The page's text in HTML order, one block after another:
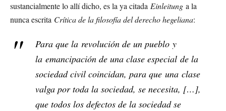
sustancialmente lo allí dicho, es la ya citada Einleitung a la
nunca escrita Crítica de la filosofía del derecho hegeliana:
Para que la revolución de un pueblo y
la emancipación de una clase especial de la
sociedad civil coincidan, para que una clase
valga por toda la sociedad, se necesita, […],
que todos los defectos de la sociedad se